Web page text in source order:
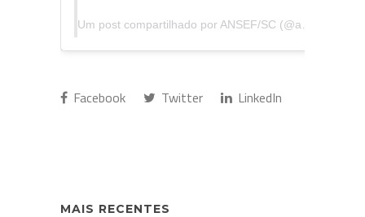
Facebook Twitter LinkedIn
MAIS RECENTES